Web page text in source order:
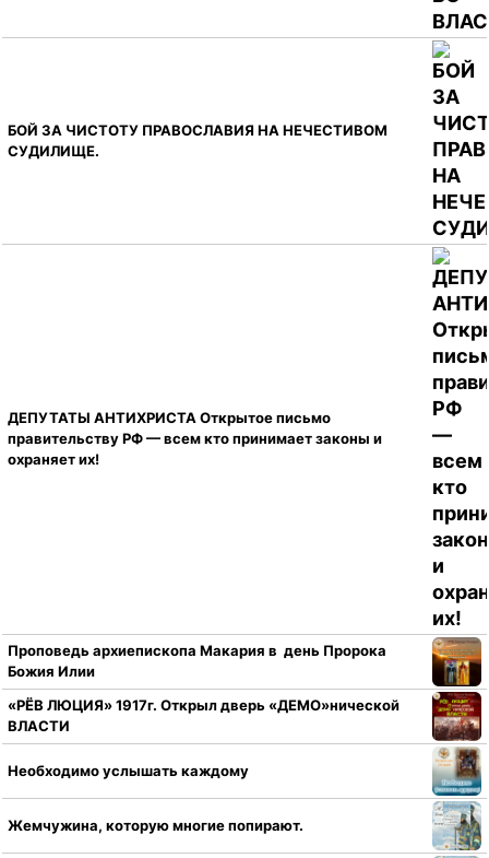
БОЙ ЗА ЧИСТОТУ ПРАВОСЛАВИЯ НА НЕЧЕСТИВОМ
СУДИЛИЩЕ.
ДЕПУТАТЫ АНТИХРИСТА Открытое письмо
правительству РФ — всем кто принимает законы и
охраняет их!
Проповедь архиепископа Макария в день Пророка
Божия Илии
«РЁВ ЛЮЦИЯ» 1917г. Открыл дверь «ДЕМО»нической
ВЛАСТИ
Необходимо услышать каждому
Жемчужина, которую многие попирают.